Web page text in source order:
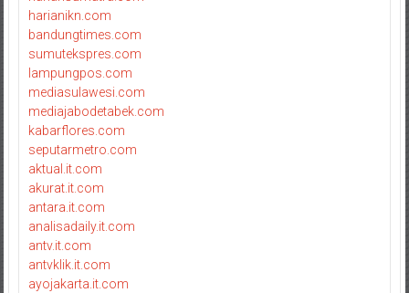
harianikn.com
bandungtimes.com
sumutekspres.com
lampungpos.com
mediasulawesi.com
mediajabodetabek.com
kabarflores.com
seputarmetro.com
aktual.it.com
akurat.it.com
antara.it.com
analisadaily.it.com
antv.it.com
antvklik.it.com
ayojakarta.it.com